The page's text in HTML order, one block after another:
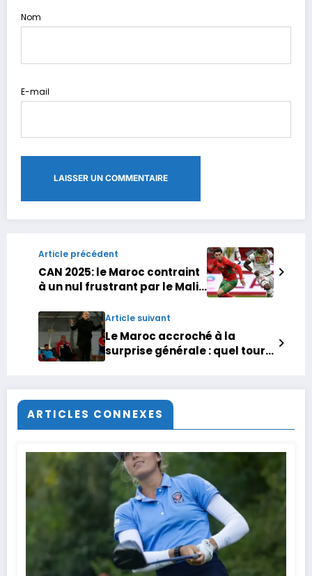
Nom
E-mail
Article précédent
CAN 2025: le Maroc contraint
à un nul frustrant par le Mali
Article suivant
Le Maroc accroché à la
surprise générale : quel tour
ARTICLES CONNEXES